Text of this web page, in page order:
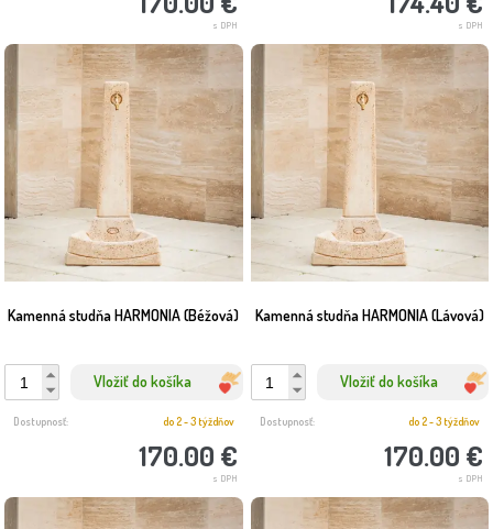
s DPH s DPH
Kamenná studňa HARMONIA (Béžová)
Vložiť do košíka
170.00 €
s DPH
Dostupnosť: do 2 - 3 týždňov
Kamenná studňa HARMONIA (Lávová)
Vložiť do košíka
170.00 €
s DPH
Dostupnosť: do 2 - 3 týždňov